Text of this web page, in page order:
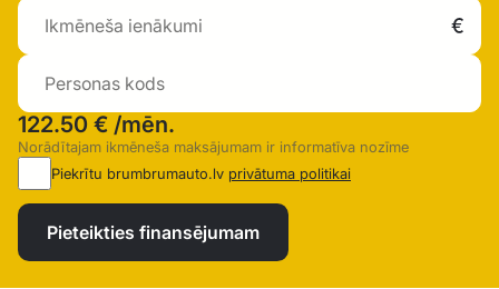
122.50 € /mēn.
Norādītajam ikmēneša maksājumam ir informatīva nozīme
Piekrītu brumbrumauto.lv privātuma politikai
Pieteikties finansējumam